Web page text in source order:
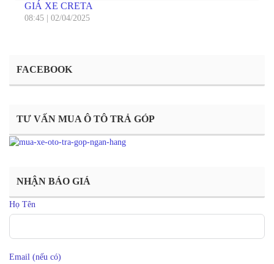
GIÁ XE CRETA
08:45 02/04/2025
FACEBOOK
TƯ VẤN MUA Ô TÔ TRẢ GÓP
NHẬN BÁO GIÁ
Họ Tên
Email (nếu có)